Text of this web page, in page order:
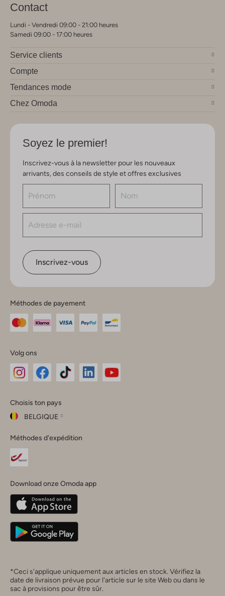
Contact
Lundi - Vendredi 09:00 - 21:00 heures
Samedi 09:00 - 17:00 heures
Service clients
Compte
Tendances mode
Chez Omoda
Soyez le premier!
Inscrivez-vous à la newsletter pour les nouveaux
arrivants, des conseils de style et offres exclusives
Inscrivez-vous
Méthodes de payement
Volg ons
Instagram
Facebook
TikTok
Choisis ton pays
BELGIQUE
ton
pays
Fermer
Belgique(Français)
Deutschland
Méthodes d'expédition
Download onze Omoda app
*Ceci s'applique uniquement aux articles en stock. Vérifiez la
date de livraison prévue pour l'article sur le site Web ou dans le
sac à provisions pour être sûr.